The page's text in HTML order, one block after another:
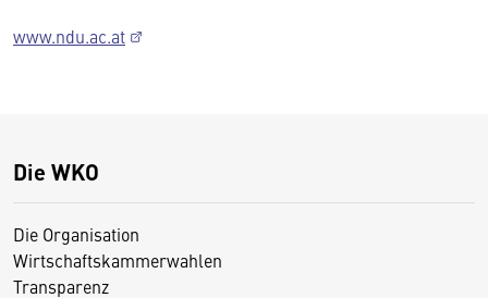
www.ndu.ac.at
Die WKO
Die Organisation
Wirtschaftskammerwahlen
Transparenz